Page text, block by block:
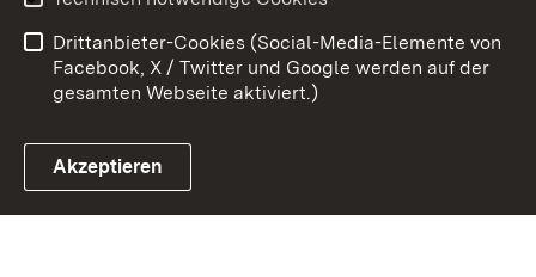
Link zum Landesportal
Barrierefreiheit
Impressum Cookies
Drittanbieter-Cookies (Social-Media-Elemente von
Facebook, X / Twitter und Google werden auf der
gesamten Webseite aktiviert.)
Akzeptieren